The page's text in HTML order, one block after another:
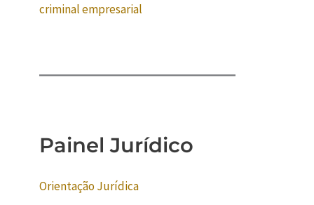
criminal empresarial
Painel Jurídico
Orientação Jurídica